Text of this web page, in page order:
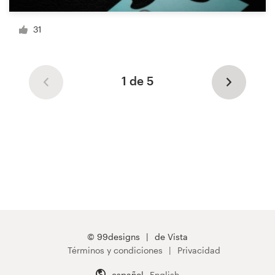
31
1 de 5
© 99designs
de Vista
Términos y condiciones
Privacidad